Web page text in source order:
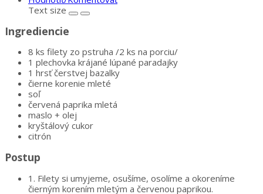
Text size
Ingrediencie
8 ks filety zo pstruha /2 ks na porciu/
1 plechovka krájané lúpané paradajky
1 hrsť čerstvej bazalky
čierne korenie mleté
soľ
červená paprika mletá
maslo + olej
kryštálový cukor
citrón
Postup
1. Filety si umyjeme, osušíme, osolíme a okoreníme
čierným korením mletým a červenou paprikou.